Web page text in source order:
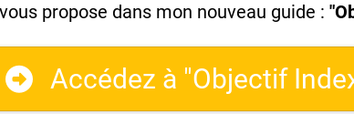
propose dans mon nouveau guide :
Accédez à "Objectif